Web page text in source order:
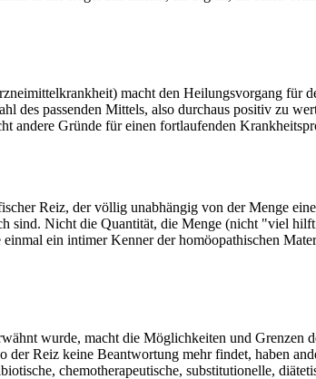
macht den Heilungsvorgang für
des passenden Mittels, also durchaus positiv zu
andere Gründe für einen fortlaufenden
Reiz, der völlig unabhängig von der Menge
sind. Nicht die Quantität, die Menge (nicht "viel
ein intimer Kenner der homöopathischen
wurde, macht die Möglichkeiten und Grenzen
Reiz keine Beantwortung mehr findet, haben
chemotherapeutische, substitutionelle,